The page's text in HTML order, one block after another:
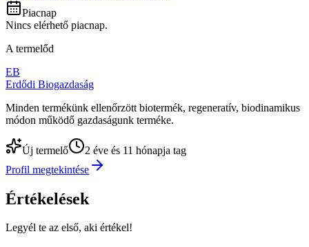
Piacnap
Nincs elérhető piacnap.
A termelőd
EB
Erdődi Biogazdaság
Minden termékünk ellenőrzött biotermék, regeneratív, biodinamikus
módon működő gazdaságunk terméke.
Új termelő
2 éve és 11 hónapja tag
Profil megtekintése
Értékelések
Legyél te az első, aki értékel!